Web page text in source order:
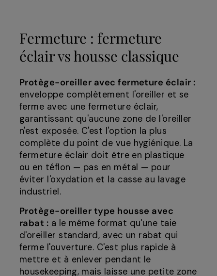
Fermeture : fermeture
éclair vs housse classique
Protège-oreiller avec fermeture éclair :
enveloppe complètement l'oreiller et se
ferme avec une fermeture éclair,
garantissant qu'aucune zone de l'oreiller
n'est exposée. C'est l'option la plus
complète du point de vue hygiénique. La
fermeture éclair doit être en plastique
ou en téflon — pas en métal — pour
éviter l'oxydation et la casse au lavage
industriel.
Protège-oreiller type housse avec
rabat : a le même format qu'une taie
d'oreiller standard, avec un rabat qui
ferme l'ouverture. C'est plus rapide à
mettre et à enlever pendant le
housekeeping, mais laisse une petite zone